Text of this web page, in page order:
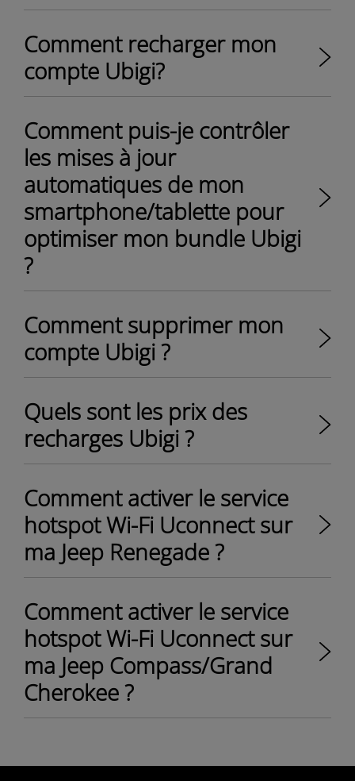
Comment recharger mon
compte Ubigi?
Comment puis-je contrôler
les mises à jour
automatiques de mon
smartphone/tablette pour
optimiser mon bundle Ubigi
?
Comment supprimer mon
compte Ubigi ?
Quels sont les prix des
recharges Ubigi ?
Comment activer le service
hotspot Wi-Fi Uconnect sur
ma Jeep Renegade ?
Comment activer le service
hotspot Wi-Fi Uconnect sur
ma Jeep Compass/Grand
Cherokee ?